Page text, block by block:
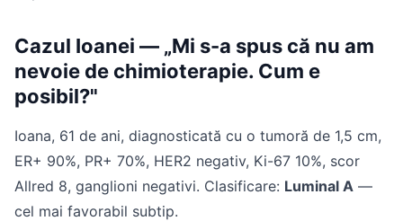
Cazul Ioanei — „Mi s-a spus că nu am
nevoie de chimioterapie. Cum e
posibil?"
Ioana, 61 de ani, diagnosticată cu o tumoră de 1,5 cm,
ER+ 90%, PR+ 70%, HER2 negativ, Ki-67 10%, scor
Allred 8, ganglioni negativi. Clasificare: Luminal A —
cel mai favorabil subtip.